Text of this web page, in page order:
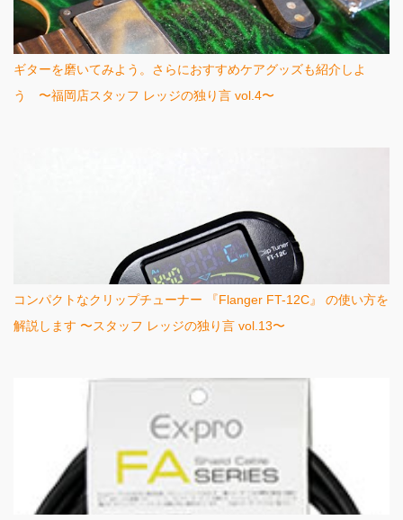
ギターを磨いてみよう。さらにおすすめケアグッズも紹介しよ
う 〜福岡店スタッフ レッジの独り言 vol.4〜
コンパクトなクリップチューナー 『Flanger FT-12C』 の使い方を
解説します 〜スタッフ レッジの独り言 vol.13〜